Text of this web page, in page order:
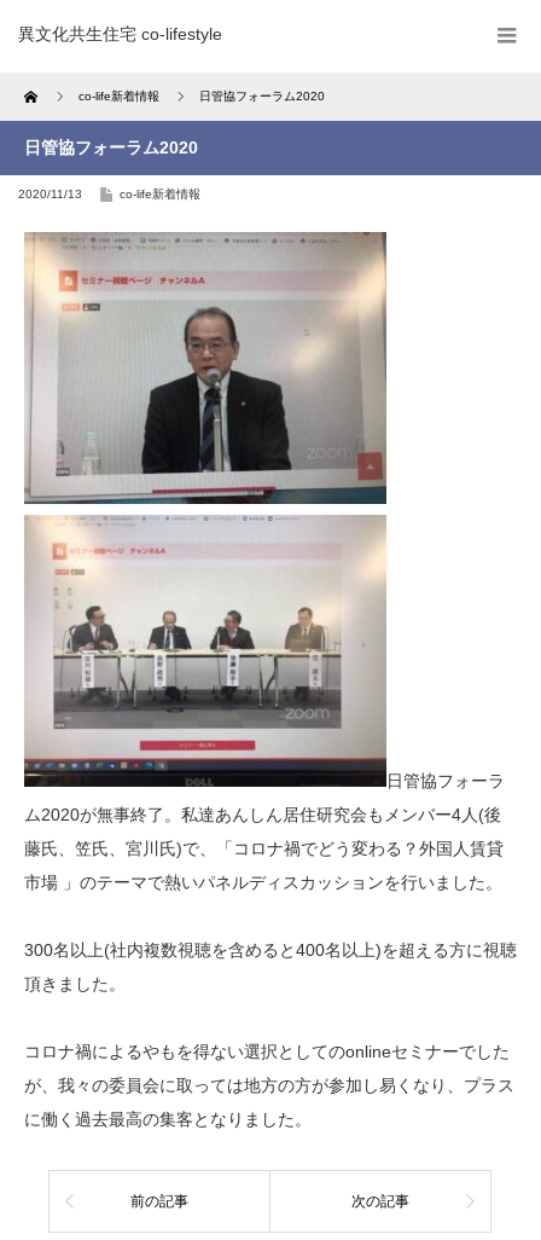
異文化共生住宅 co-lifestyle
Home co-life新着情報 日管協フォーラム2020
日管協フォーラム2020
2020/11/13 co-life新着情報
日管協フォーラ
ム2020が無事終了。私達あんしん居住研究会もメンバー4人(後
藤氏、笠氏、宮川氏)で、「コロナ禍でどう変わる？外国人賃貸
市場 」のテーマで熱いパネルディスカッションを行いました。
300名以上(社内複数視聴を含めると400名以上)を超える方に視聴
頂きました。
コロナ禍によるやもを得ない選択としてのonlineセミナーでした
が、我々の委員会に取っては地方の方が参加し易くなり、プラス
に働く過去最高の集客となりました。
前の記事 次の記事